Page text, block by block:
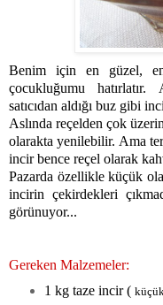
Benim için en güzel,
çocukluğumu
satıcıdan aldığı buz gibi
Aslında reçelden çok
olarakta yenilebilir. Ama
incir bence reçel olarak
Pazarda özellikle küçük
incirin çekirdekleri
görünuyor...
Gereken Malzemeler:
1 kg taze incir (